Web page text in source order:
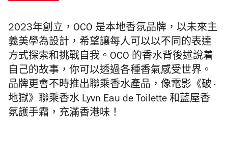
2023年創立，OCO 是本地香氛品牌，以未來主
義美學為設計，希望讓每人可以以不同的表達
方式探索和挑戰自我。OCO 的香水背後述說着
自己的故事，你可以透過各種香氣感受世界。
品牌更會不時推出聯乘香水產品，像電影《破 ·
地獄》聯乘香水 Lyvn Eau de Toilette 和藍屋香
氛護手霜，充滿香港味！